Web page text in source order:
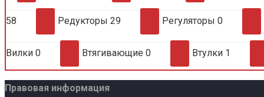
58 Редукторы 29 Регуляторы 0
Вилки 0 Втягивающие 0 Втулки 1
Правовая информация